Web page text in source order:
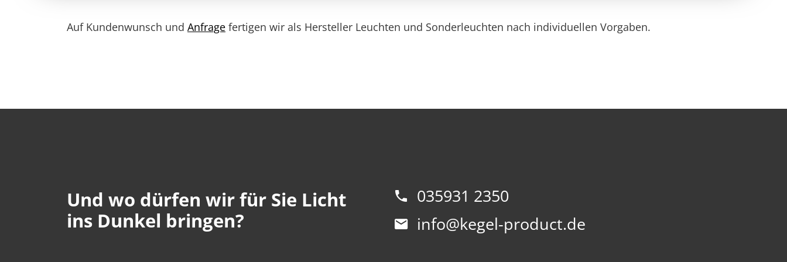
Auf Kundenwunsch undAnfrage fertigen wir als Hersteller Leuchten und Sonderleuchten nach individuellen Vorgaben.
Und wo dürfen wir für Sie Licht
ins Dunkel bringen?
035931 2350
info@kegel-product.de